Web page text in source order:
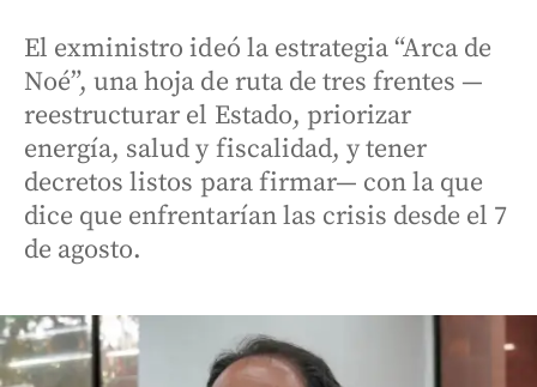
El exministro ideó la estrategia “Arca de
Noé”, una hoja de ruta de tres frentes —
reestructurar el Estado, priorizar
energía, salud y fiscalidad, y tener
decretos listos para firmar— con la que
dice que enfrentarían las crisis desde el 7
de agosto.